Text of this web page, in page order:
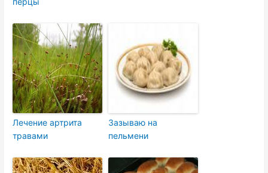
Лечение артрита
травами
Зазываю на
пельмени